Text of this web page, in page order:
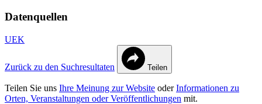
Datenquellen
UEK
Zurück zu den Suchresultaten Teilen
Teilen Sie uns Ihre Meinung zur Website oderInformationen zu
Orten, Veranstaltungen oder Veröffentlichungen mit.